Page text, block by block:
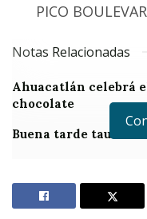
PICO
Notas Relacionadas
Ahuacatlán celebrá
chocolate
Buena tarde taurina
Por